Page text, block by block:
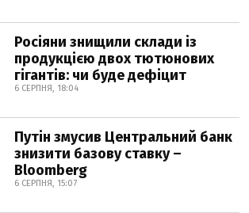
Росіяни знищили склади із
продукцією двох тютюнових
гігантів: чи буде дефіцит
6 СЕРПНЯ, 18:04
Путін змусив Центральний банк
знизити базову ставку –
Bloomberg
6 СЕРПНЯ, 15:07